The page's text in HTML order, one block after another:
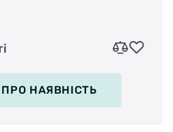
ПРО НАЯВНІСТЬ